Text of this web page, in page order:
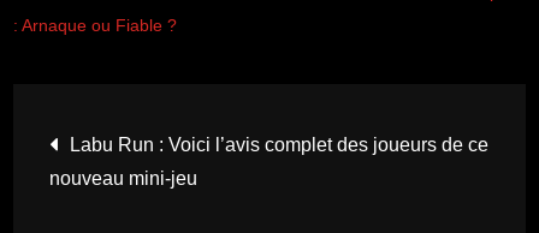
: Arnaque ou Fiable ?
Navigation
de
Labu Run : Voici l’avis complet des joueurs de ce
nouveau mini-jeu